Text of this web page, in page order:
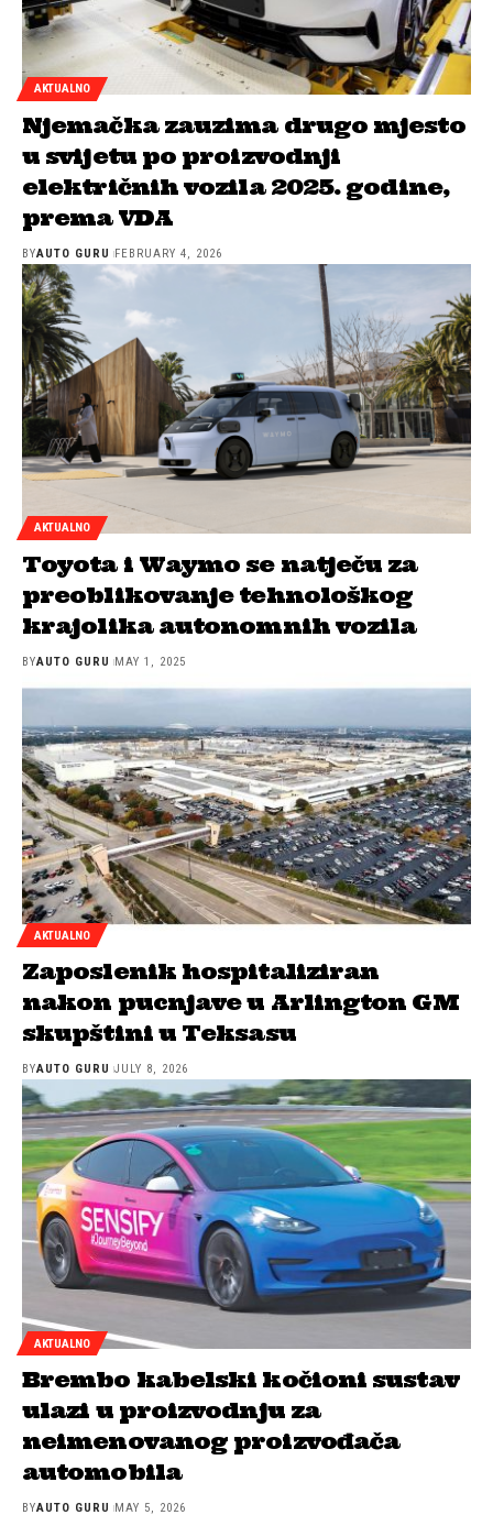
AKTUALNO
Njemačka zauzima drugo mjesto
u svijetu po proizvodnji
električnih vozila 2025. godine,
prema VDA
BYAUTO GURU FEBRUARY 4, 2026
AKTUALNO
Toyota i Waymo se natječu za
preoblikovanje tehnološkog
krajolika autonomnih vozila
BYAUTO GURU MAY 1, 2025
AKTUALNO
Zaposlenik hospitaliziran
nakon pucnjave u Arlington GM
skupštini u Teksasu
BYAUTO GURU JULY 8, 2026
AKTUALNO
Brembo kabelski kočioni sustav
ulazi u proizvodnju za
neimenovanog proizvođača
automobila
BYAUTO GURU MAY 5, 2026